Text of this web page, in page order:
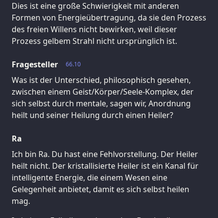
Dies ist eine große Schwierigkeit mit anderen
Formen von Energieübertragung, da sie den Prozess
des freien Willens nicht bewirken, weil dieser
Prozess gelbem Strahl nicht ursprünglich ist.
66.10
Fragesteller
Was ist der Unterschied, philosophisch gesehen,
zwischen einem Geist/Körper/Seele-Komplex, der
sich selbst durch mentale, sagen wir, Anordnung
heilt und seiner Heilung durch einen Heiler?
Ra
Ich bin Ra. Du hast eine Fehlvorstellung. Der Heiler
heilt nicht. Der kristallisierte Heiler ist ein Kanal für
intelligente Energie, die einem Wesen eine
Gelegenheit anbietet, damit es sich selbst heilen
mag.